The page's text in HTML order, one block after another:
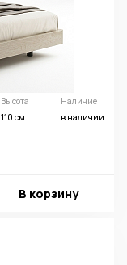
Высота
110 см
Наличие
в наличии
В корзину